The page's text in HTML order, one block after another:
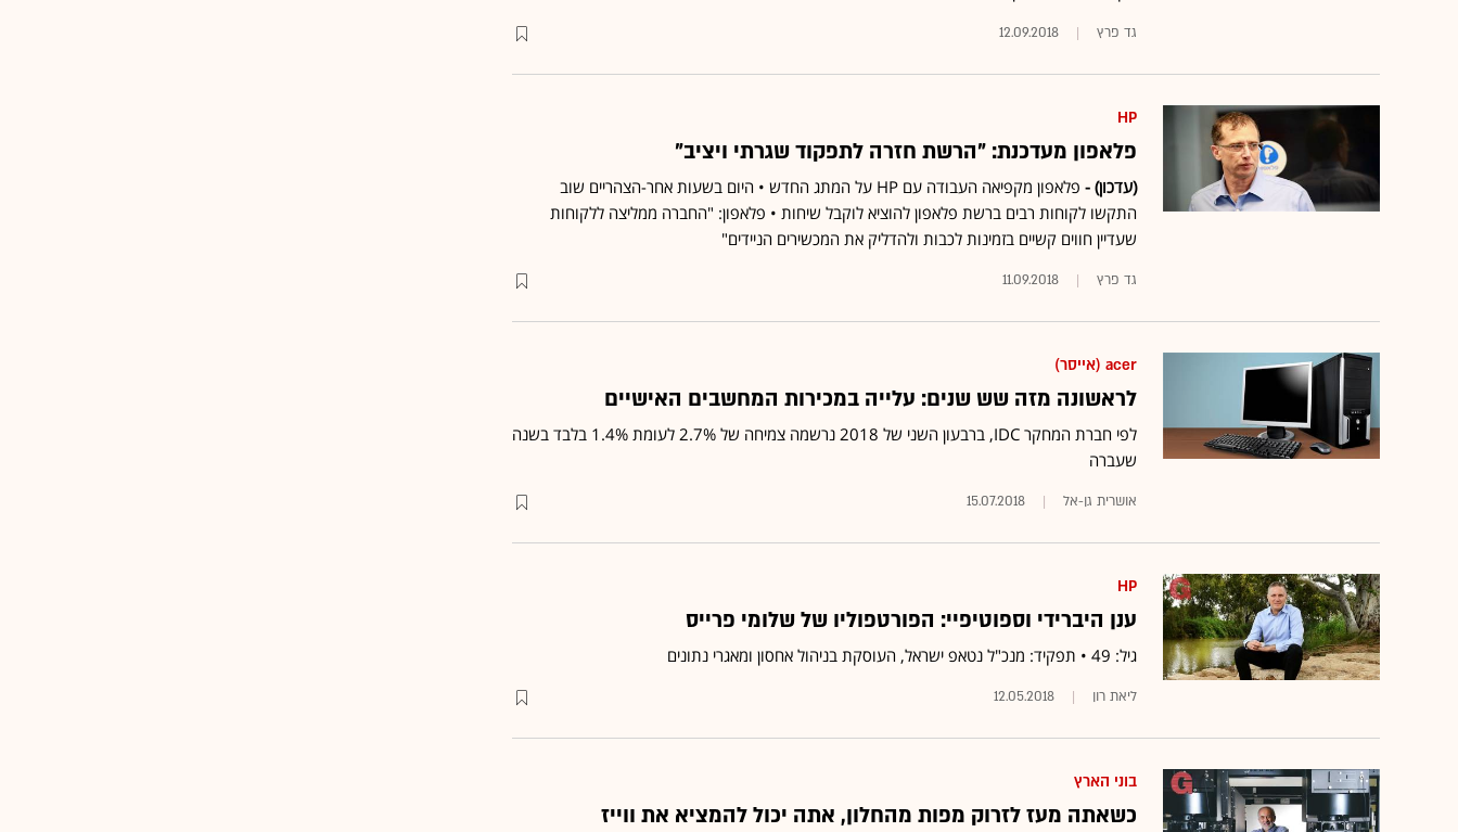
גד פרץ 12.09.2018
HP
פלאפון מעדכנת: "הרשת חזרה לתפקוד שגרתי ויציב"
(עדכון) -
פלאפון מקפיאה העבודה עם HP על המתג החדש • היום בשעות אחר-הצהריים שוב
התקשו לקוחות רבים ברשת פלאפון להוציא לוקבל שיחות • פלאפון: "החברה ממליצה ללקוחות
שעדיין חווים קשיים בזמינות לכבות ולהדליק את המכשירים הניידים"
גד פרץ 11.09.2018
acer (אייסר)
לראשונה מזה שש שנים: עלייה במכירות המחשבים האישיים
לפי חברת המחקר IDC, ברבעון השני של 2018 נרשמה צמיחה של 2.7% לעומת 1.4% בלבד בשנה
שעברה
אושרית גן-אל 15.07.2018
HP
ענן היברידי וספוטיפיי: הפורטפוליו של שלומי פרייס
גיל: 49 • תפקיד: מנכ"ל נטאפ ישראל, העוסקת בניהול אחסון ומאגרי נתונים
ליאת רון 12.05.2018
בוני הארץ
כשאתה מעז לזרוק מפות מהחלון, אתה יכול להמציא את ווייז